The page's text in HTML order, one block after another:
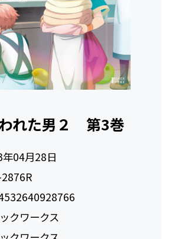
れた男２ 第3巻
04月28日
クワークス